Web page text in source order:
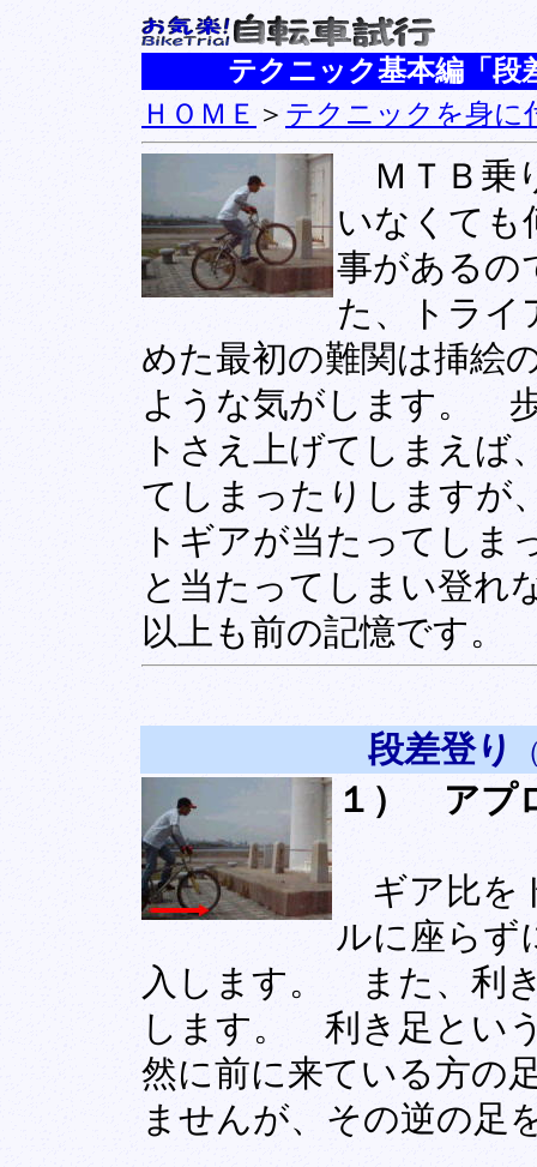
テクニック基本編「段
ＨＯＭＥ ＞ テクニックを身に
ＭＴＢ乗
いなくても
事がある
た、トライ
めた最初の難関は挿絵
ような気がします。
トさえ上げてしまえば
てしまったりしますが
トギアが当たってしま
と当たってしまい登
以上も前の記憶です。
段差登り
１） アプ
ギア比を
ルに座らず
入します。 また、利
します。 利き足とい
然に前に来ている方の
ませんが、その逆の足